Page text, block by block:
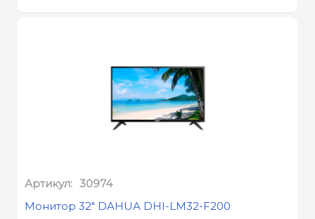
Артикул: 30974
Монитор 32" DAHUA DHI-LM32-F200